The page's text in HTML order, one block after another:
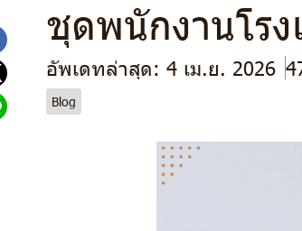
ชุดพนักงานโร
อัพเดทล่าสุด: 4 เม.ย. 2026
Blog